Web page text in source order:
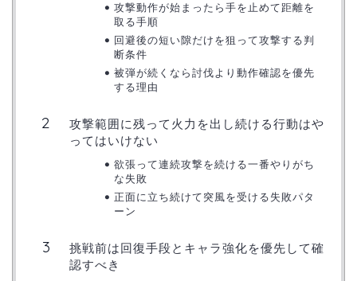
攻撃動作が始まったら手を止めて距離を
取る手順
回避後の短い隙だけを狙って攻撃する判
断条件
被弾が続くなら討伐より動作確認を優先
する理由
攻撃範囲に残って火力を出し続ける行動はや
ってはいけない
欲張って連続攻撃を続ける一番やりがち
な失敗
正面に立ち続けて突風を受ける失敗パタ
ーン
挑戦前は回復手段とキャラ強化を優先して確
認すべき